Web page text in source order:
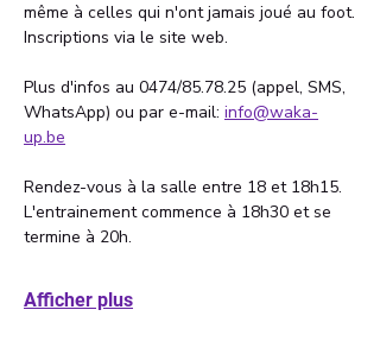
même à celles qui n'ont jamais joué au foot.
Inscriptions via le site web.
Plus d'infos au 0474/85.78.25 (appel, SMS,
WhatsApp) ou par e-mail: info@waka-
up.be
Rendez-vous à la salle entre 18 et 18h15.
L'entrainement commence à 18h30 et se
termine à 20h.
Afficher plus